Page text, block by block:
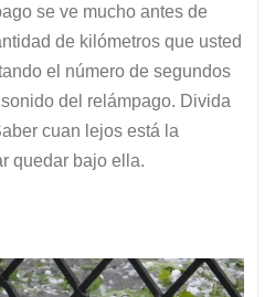
se ve mucho antes de
de kilómetros que usted
el número de segundos
del relámpago. Divida
cuan lejos está la
quedar bajo ella.